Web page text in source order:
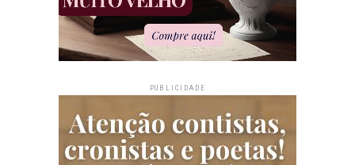
PUBLICIDADE